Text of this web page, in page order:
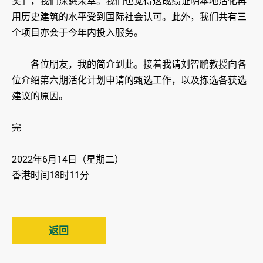
用历史建筑的水平受到国际社会认可。此外，我们共有三
个项目亦会于今年内投入服务。
各位朋友，我的简介到此。接着我请刘智鹏教授向各
位介绍第六期活化计划申请的甄选工作，以及拣选各获选
建议的原因。
完
2022年6月14日（星期二）
香港时间18时11分
返回